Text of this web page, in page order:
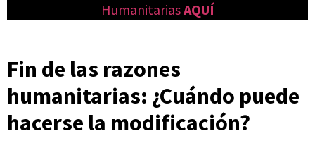
HumanitariasAQUÍ
Fin de las razones
humanitarias: ¿Cuándo puede
hacerse la modificación?